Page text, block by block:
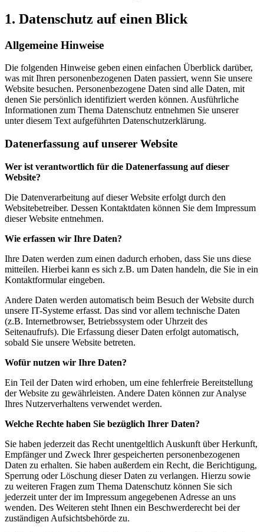
1. Datenschutz auf einen Blick
Allgemeine Hinweise
Die folgenden Hinweise geben einen einfachen Überblick darüber,
was mit Ihren personenbezogenen Daten passiert, wenn Sie unsere
Website besuchen. Personenbezogene Daten sind alle Daten, mit
denen Sie persönlich identifiziert werden können. Ausführliche
Informationen zum Thema Datenschutz entnehmen Sie unserer
unter diesem Text aufgeführten Datenschutzerklärung.
Datenerfassung auf unserer Website
Wer ist verantwortlich für die Datenerfassung auf dieser
Website?
Die Datenverarbeitung auf dieser Website erfolgt durch den
Websitebetreiber. Dessen Kontaktdaten können Sie dem Impressum
dieser Website entnehmen.
Wie erfassen wir Ihre Daten?
Ihre Daten werden zum einen dadurch erhoben, dass Sie uns diese
mitteilen. Hierbei kann es sich z.B. um Daten handeln, die Sie in ein
Kontaktformular eingeben.
Andere Daten werden automatisch beim Besuch der Website durch
unsere IT-Systeme erfasst. Das sind vor allem technische Daten
(z.B. Internetbrowser, Betriebssystem oder Uhrzeit des
Seitenaufrufs). Die Erfassung dieser Daten erfolgt automatisch,
sobald Sie unsere Website betreten.
Wofür nutzen wir Ihre Daten?
Ein Teil der Daten wird erhoben, um eine fehlerfreie Bereitstellung
der Website zu gewährleisten. Andere Daten können zur Analyse
Ihres Nutzerverhaltens verwendet werden.
Welche Rechte haben Sie bezüglich Ihrer Daten?
Sie haben jederzeit das Recht unentgeltlich Auskunft über Herkunft,
Empfänger und Zweck Ihrer gespeicherten personenbezogenen
Daten zu erhalten. Sie haben außerdem ein Recht, die Berichtigung,
Sperrung oder Löschung dieser Daten zu verlangen. Hierzu sowie
zu weiteren Fragen zum Thema Datenschutz können Sie sich
jederzeit unter der im Impressum angegebenen Adresse an uns
wenden. Des Weiteren steht Ihnen ein Beschwerderecht bei der
zuständigen Aufsichtsbehörde zu.